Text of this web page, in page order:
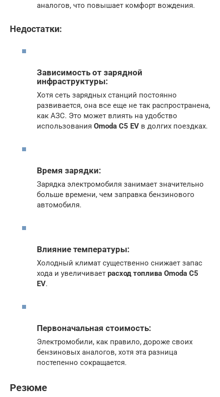
аналогов, что повышает комфорт вождения.
Недостатки:
Зависимость от зарядной
инфраструктуры:
Хотя сеть зарядных станций постоянно
развивается, она все еще не так распространена,
как АЗС. Это может влиять на удобство
использования Omoda C5 EV в долгих поездках.
Время зарядки:
Зарядка электромобиля занимает значительно
больше времени, чем заправка бензинового
автомобиля.
Влияние температуры:
Холодный климат существенно снижает запас
хода и увеличивает расход топлива Omoda C5
EV.
Первоначальная стоимость:
Электромобили, как правило, дороже своих
бензиновых аналогов, хотя эта разница
постепенно сокращается.
Резюме